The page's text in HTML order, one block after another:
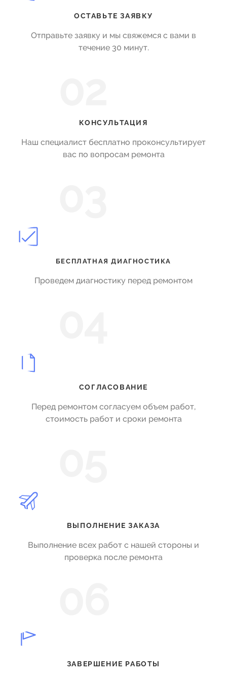
ОСТАВЬТЕ ЗАЯВКУ
Отправьте заявку и мы свяжемся с вами в
течение 30 минут.
КОНСУЛЬТАЦИЯ
Наш специалист бесплатно проконсультирует
вас по вопросам ремонта
БЕСПЛАТНАЯ ДИАГНОСТИКА
Проведем диагностику перед ремонтом
СОГЛАСОВАНИЕ
Перед ремонтом согласуем объем работ,
стоимость работ и сроки ремонта
ВЫПОЛНЕНИЕ ЗАКАЗА
Выполнение всех работ с нашей стороны и
проверка после ремонта
ЗАВЕРШЕНИЕ РАБОТЫ